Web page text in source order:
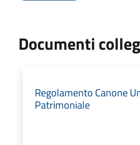
Documenti
Regolamento Canone
Patrimoniale